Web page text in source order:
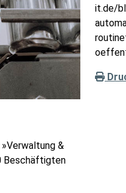
&
Beschäftigten
it.de/